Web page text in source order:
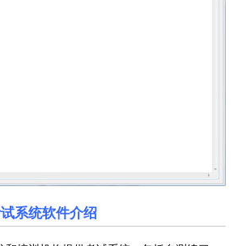
系统软件介绍